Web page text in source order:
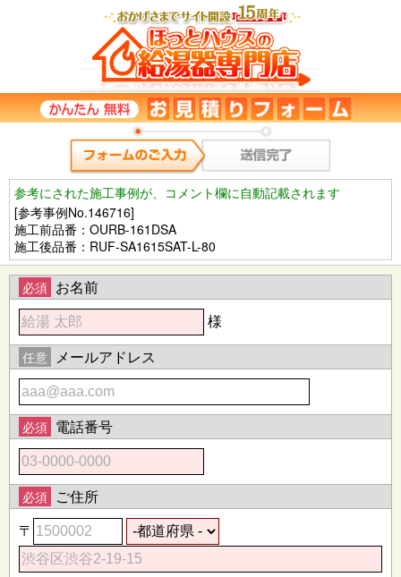
参考にされた施工事例が、コメント欄に自動記載されます
[参考事例No.146716]
施工前品番：OURB-161DSA
施工後品番：RUF-SA1615SAT-L-80
必須 お名前
様
任意 メールアドレス
必須 電話番号
必須 ご住所
〒